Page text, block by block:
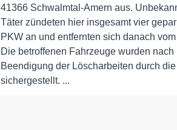
41366 Schwalmtal-Amern aus.
Täter zündeten hier insgesamt vier
PKW an und entfernten sich danach vom
Die betroffenen Fahrzeuge wurden nach
Beendigung der Löscharbeiten durch
sichergestellt. ...